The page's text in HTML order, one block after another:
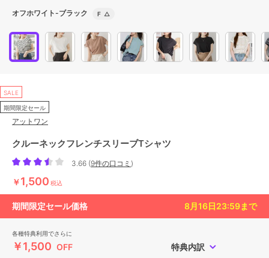
オフホワイト-ブラック F △
SALE
期間限定セール
アットワン
クルーネックフレンチスリーブTシャツ
3.66 (9件の口コミ )
￥1,500 税込
期間限定セール価格 8月16日23:59まで
各種特典利用でさらに
￥1,500 OFF 特典内訳